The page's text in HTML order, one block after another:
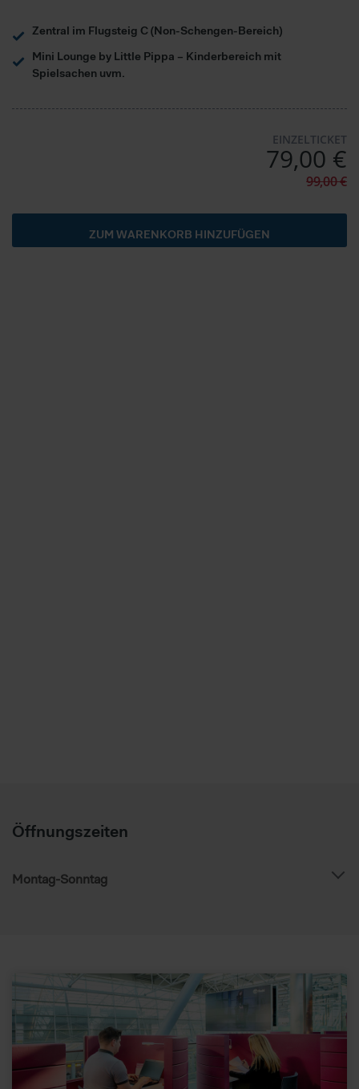
Zentral im Flugsteig C (Non-Schengen-Bereich)
Mini Lounge by Little Pippa – Kinderbereich mit
Spielsachen uvm.
EINZELTICKET
79,00 €
99,00 €
ZUM WARENKORB HINZUFÜGEN
Öffnungszeiten
Montag-Sonntag